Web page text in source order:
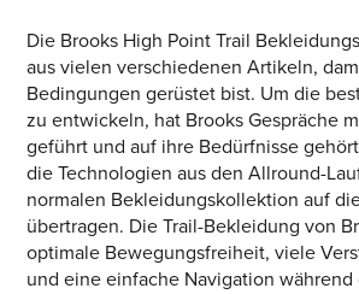
Die Brooks High Point Trail
aus vielen verschiedenen Artikeln,
Bedingungen gerüstet bist. Um die
zu entwickeln, hat Brooks Gespräche
geführt und auf ihre Bedürfnisse
die Technologien aus den Allround-
normalen Bekleidungskollektion auf
übertragen. Die Trail-Bekleidung von
optimale Bewegungsfreiheit, viele
und eine einfache Navigation während